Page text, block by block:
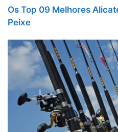
Os Top 09 Melhores
Peixe